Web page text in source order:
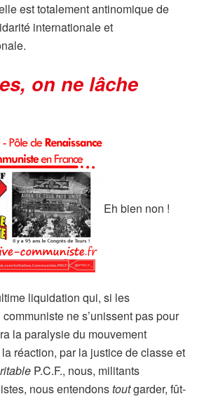
est totalement antinomique de
internationale et
on ne lâche
Eh bien non !
liquidation qui, si les
ne s’unissent pas pour
la paralysie du mouvement
réaction, par la justice de classe et
P.C.F., nous, militants
nous entendonstoutgarder, fût-